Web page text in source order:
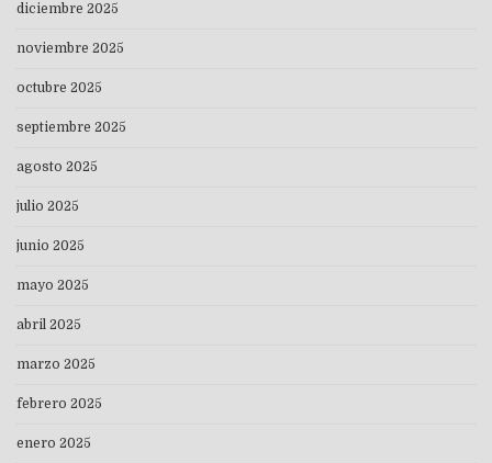
diciembre 2025
noviembre 2025
octubre 2025
septiembre 2025
agosto 2025
julio 2025
junio 2025
mayo 2025
abril 2025
marzo 2025
febrero 2025
enero 2025